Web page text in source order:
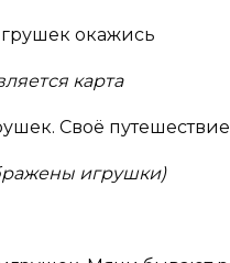
окажись
карта
Своё
игрушки)